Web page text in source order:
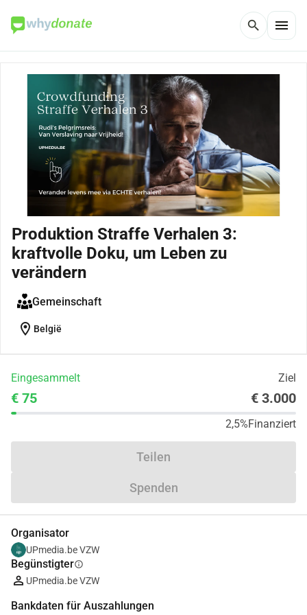
search menu
Produktion Straffe Verhalen 3:
kraftvolle Doku, um Leben zu
verändern
Gemeinschaft
location_on België
Eingesammelt Ziel
€ 75 € 3.000
2,5%Finanziert
Teilen
Spenden
Organisator
UPmedia.be VZW
Begünstigterinfo
UPmedia.be VZW
Bankdaten für Auszahlungen